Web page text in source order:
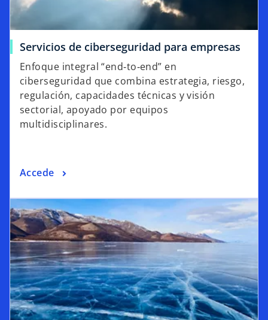
Servicios de ciberseguridad para empresas
Enfoque integral “end‑to‑end” en
ciberseguridad que combina estrategia, riesgo,
regulación, capacidades técnicas y visión
sectorial, apoyado por equipos
multidisciplinares.
Accede